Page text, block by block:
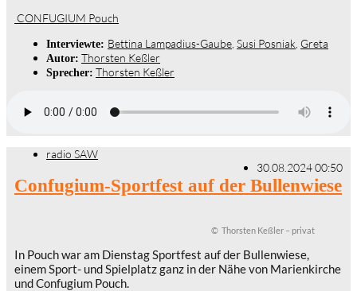
CONFUGIUM Pouch
Interviewte: Bettina Lampadius-Gaube Susi Posniak Greta
Autor: Thorsten Keßler
Sprecher: Thorsten Keßler
radio SAW
30.08.2024 00:50
Confugium-Sportfest auf der Bullenwiese
© Thorsten Keßler – privat
In Pouch war am Dienstag Sportfest auf der Bullenwiese,
einem Sport- und Spielplatz ganz in der Nähe von Marienkirche
und Confugium Pouch.